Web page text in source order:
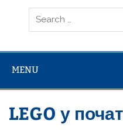
MENU
LEGO у